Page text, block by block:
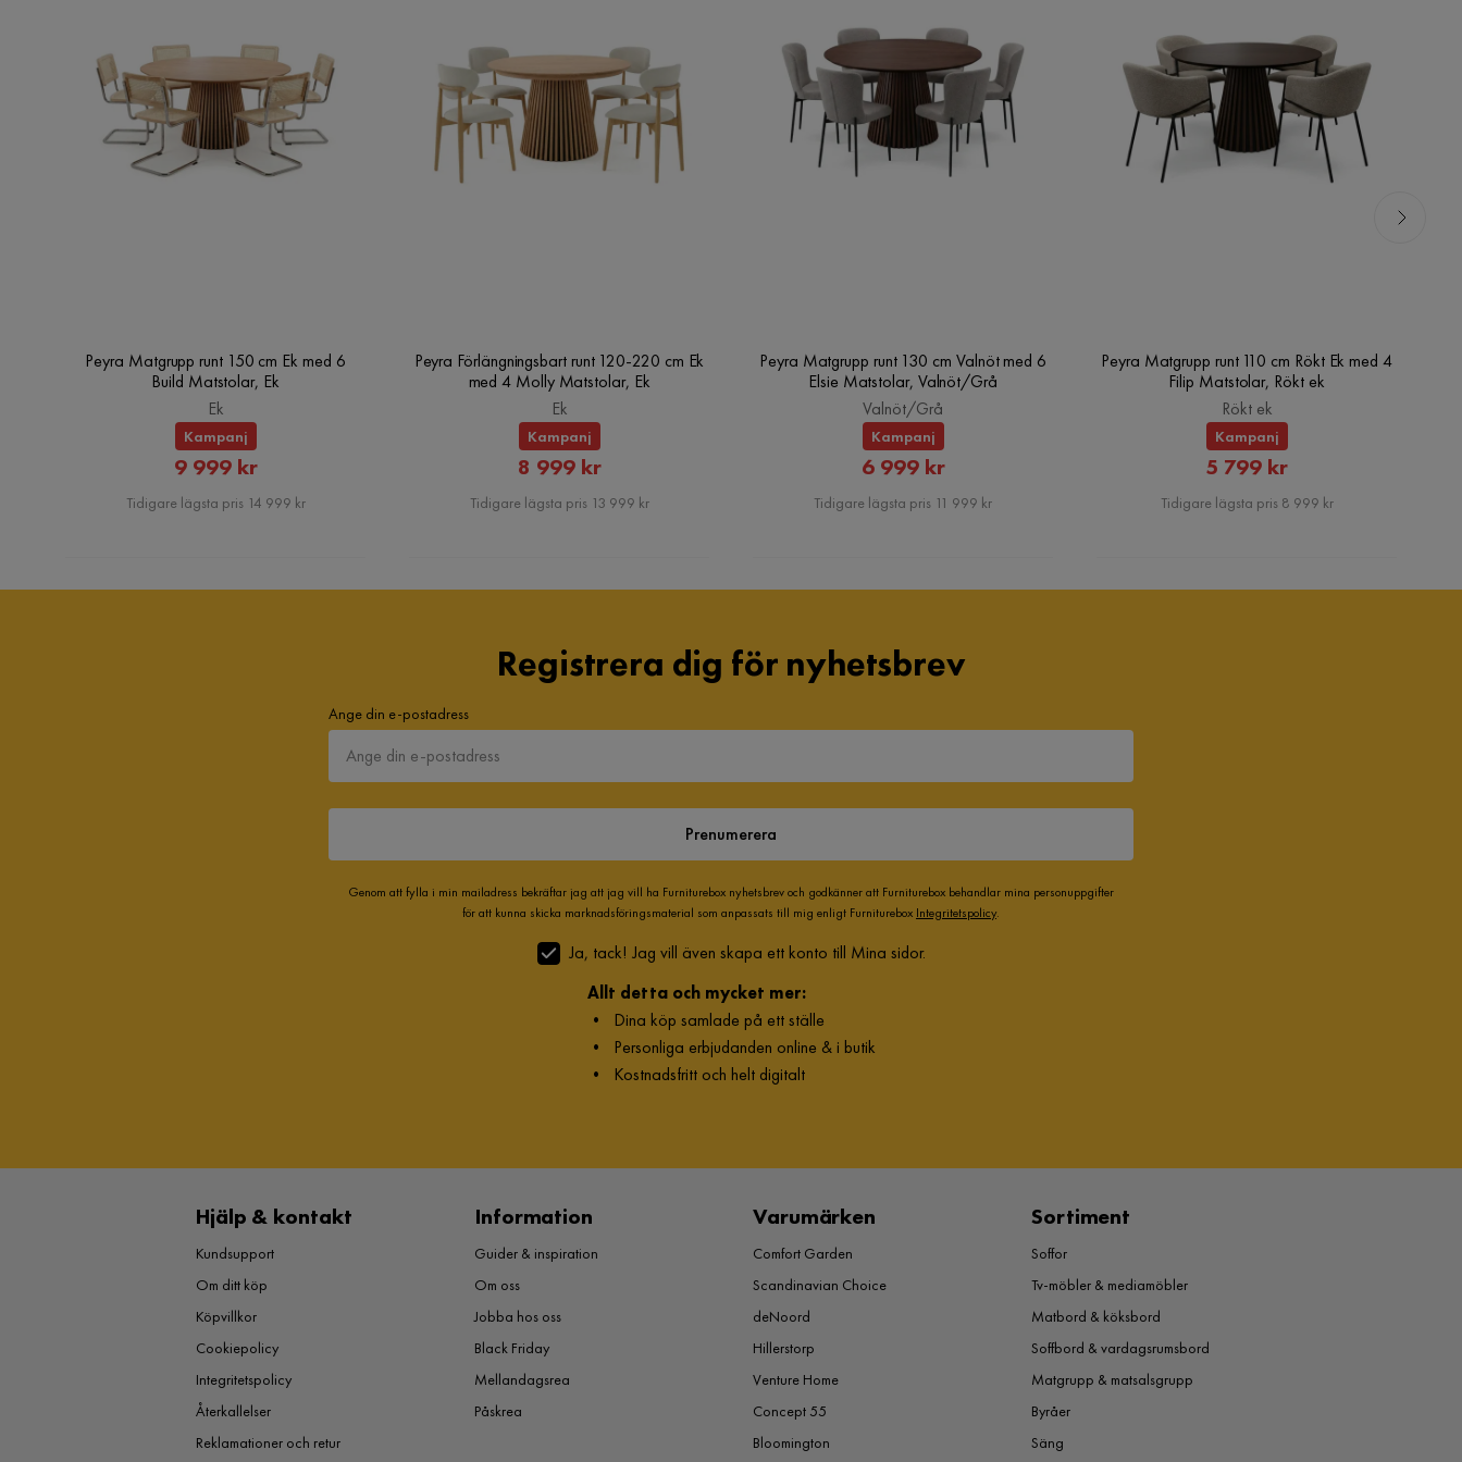
Peyra Matgrupp runt 150 cm Ek med 6
Build Matstolar, Ek
Ek
Kampanj
Rabatterat
Pris
9 999 kr
Tidigare lägsta pris 14 999 kr
Peyra Förlängningsbart runt 120-220 cm Ek
med 4 Molly Matstolar, Ek
Ek
Kampanj
Rabatterat
Pris
8 999 kr
Tidigare lägsta pris 13 999 kr
Peyra Matgrupp runt 130 cm Valnöt med 6
Elsie Matstolar, Valnöt/Grå
Valnöt/Grå
Kampanj
Rabatterat
Pris
6 999 kr
Tidigare lägsta pris 11 999 kr
Peyra Matgrupp runt 110 cm Rökt Ek med 4
Filip Matstolar, Rökt ek
Rökt ek
Kampanj
Rabatterat
Pris
5 799 kr
Tidigare lägsta pris 8 999 kr
Registrera dig för nyhetsbrev
Ange din e-postadress
Prenumerera
Genom att fylla i min mailadress bekräftar jag att jag vill ha Furniturebox nyhetsbrev och godkänner att Furniturebox behandlar mina personuppgifter
för att kunna skicka marknadsföringsmaterial som anpassats till mig enligt Furniturebox Integritetspolicy.
Ja, tack! Jag vill även skapa ett konto till Mina sidor.
Allt detta och mycket mer:
• Dina köp samlade på ett ställe
• Personliga erbjudanden online & i butik
• Kostnadsfritt och helt digitalt
Hjälp & kontakt
Kundsupport
Om ditt köp
Köpvillkor
Cookiepolicy
Integritetspolicy
Återkallelser
Reklamationer och retur
Information
Guider & inspiration
Om oss
Jobba hos oss
Black Friday
Mellandagsrea
Påskrea
Varumärken
Comfort Garden
Scandinavian Choice
deNoord
Hillerstorp
Venture Home
Concept 55
Bloomington
Sortiment
Soffor
Tv-möbler & mediamöbler
Matbord & köksbord
Soffbord & vardagsrumsbord
Matgrupp & matsalsgrupp
Byråer
Säng